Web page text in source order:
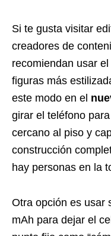
Si te gusta visitar
creadores de
recomiendan usar
figuras más
este modo en el
girar el teléfono
cercano al piso y
construcción
hay personas en la
Otra opción es usar
mAh para dejar el